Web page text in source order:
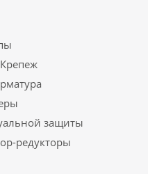
защиты
редукторы